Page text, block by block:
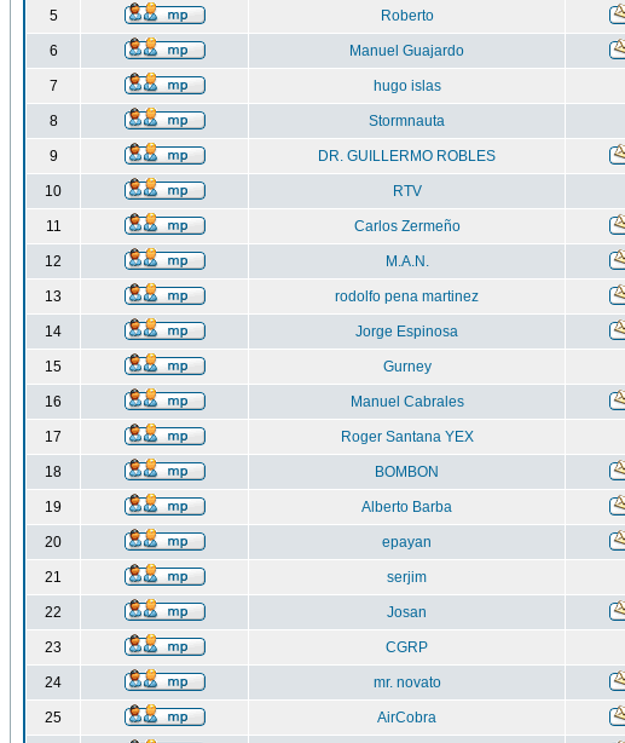
5 Roberto
6 Manuel Guajardo
7 hugo islas
8 Stormnauta
9 DR. GUILLERMO ROBLES
10 RTV
11 Carlos Zermeño
12 M.A.N.
13 rodolfo pena martinez
14 Jorge Espinosa
15 Gurney
16 Manuel Cabrales
17 Roger Santana YEX
18 BOMBON
19 Alberto Barba
20 epayan
21 serjim
22 Josan
23 CGRP
24 mr. novato
25 AirCobra